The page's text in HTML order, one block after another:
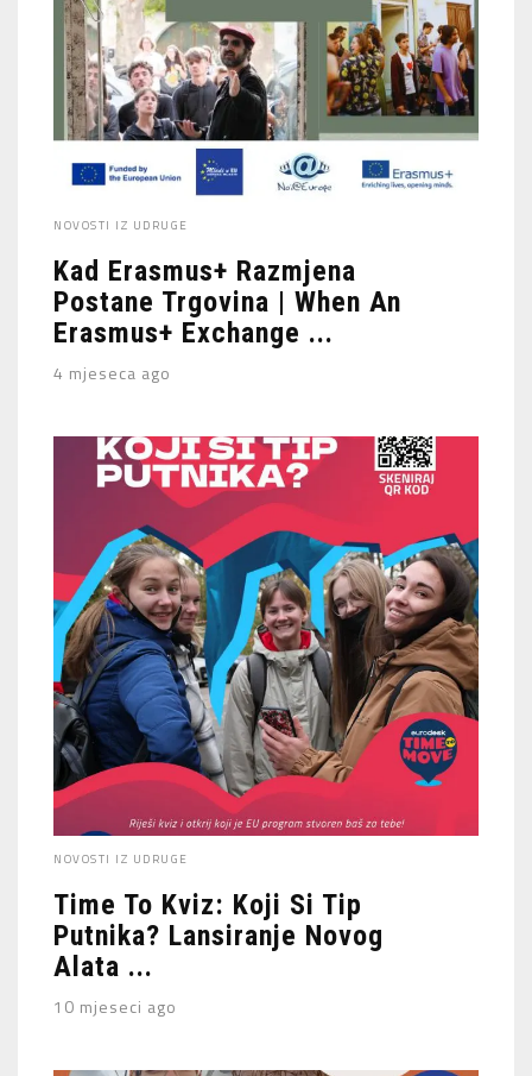
NOVOSTI IZ UDRUGE
Kad Erasmus+ Razmjena
Postane Trgovina | When An
Erasmus+ Exchange ...
4 mjeseca ago
NOVOSTI IZ UDRUGE
Time To Kviz: Koji Si Tip
Putnika? Lansiranje Novog
Alata ...
10 mjeseci ago